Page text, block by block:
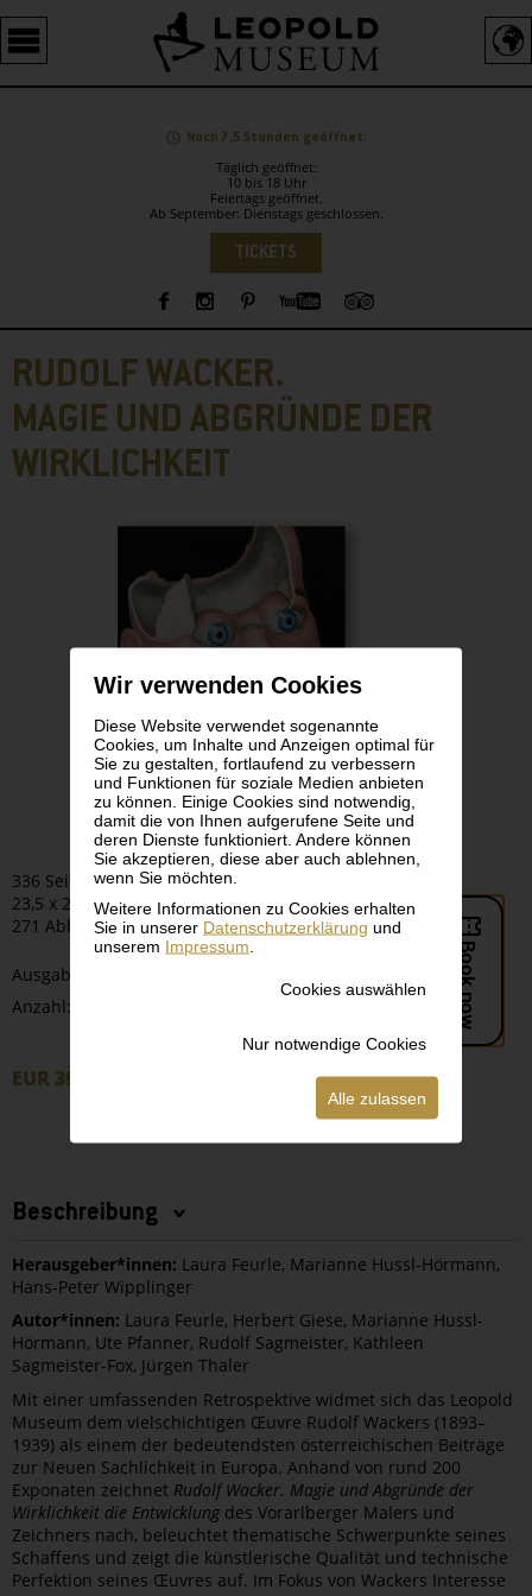
Wir verwenden Cookies
Diese Website verwendet sogenannte
Cookies, um Inhalte und Anzeigen optimal für
Sie zu gestalten, fortlaufend zu verbessern
und Funktionen für soziale Medien anbieten
zu können. Einige Cookies sind notwendig,
damit die von Ihnen aufgerufene Seite und
deren Dienste funktioniert. Andere können
Sie akzeptieren, diese aber auch ablehnen,
wenn Sie möchten.
Weitere Informationen zu Cookies erhalten
Sie in unserer Datenschutzerklärung und
unserem Impressum
Cookies auswählen
Nur notwendige Cookies
Alle zulassen
Barrierefreie
Bedienung
der
Noch 7,5 Stunden geöffnet.
Täglich geöffnet:
10 bis 18 Uhr
Feiertags geöffnet.
Ab September: Dienstags geschlossen.
TICKETS
Sidebar
RUDOLF WACKER.
MAGIE UND ABGRÜNDE DER
WIRKLICHKEIT
336 Seiten
23,5 x 28 cm | Hardcover
271 Abbildungen
Ausgabe:
Anzahl:
EUR 39,90
Beschreibung
Herausgeber*innen: Laura Feurle, Marianne Hussl-Hörmann,
Hans-Peter Wipplinger
Autor*innen: Laura Feurle, Herbert Giese, Marianne Hussl-
Hörmann, Ute Pfanner, Rudolf Sagmeister, Kathleen
Sagmeister-Fox, Jürgen Thaler
Mit einer umfassenden Retrospektive widmet sich das Leopold
Museum dem vielschichtigen Œuvre Rudolf Wackers (1893–
1939) als einem der bedeutendsten österreichischen Beiträge
zur Neuen Sachlichkeit in Europa. Anhand von rund 200
Exponaten zeichnet Rudolf Wacker. Magie und Abgründe der
Wirklichkeit die Entwicklung des Vorarlberger Malers und
Zeichners nach, beleuchtet thematische Schwerpunkte seines
Schaffens und zeigt die künstlerische Qualität und technische
Perfektion seines Œuvres auf. Im Fokus von Wackers Interesse